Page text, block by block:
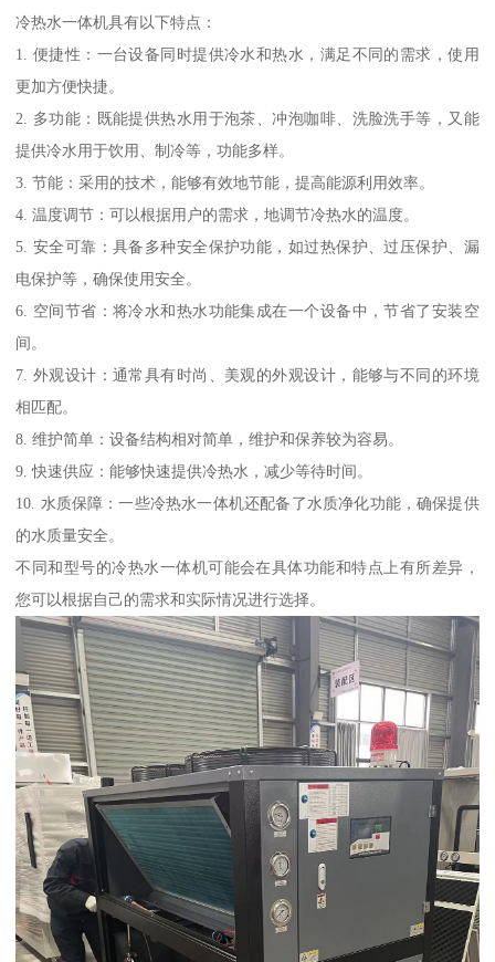
冷热水一体机具有以下特点：
1. 便捷性：一台设备同时提供冷水和热水，满足不同的需求，使用
更加方便快捷。
2. 多功能：既能提供热水用于泡茶、冲泡咖啡、洗脸洗手等，又能
提供冷水用于饮用、制冷等，功能多样。
3. 节能：采用的技术，能够有效地节能，提高能源利用效率。
4. 温度调节：可以根据用户的需求，地调节冷热水的温度。
5. 安全可靠：具备多种安全保护功能，如过热保护、过压保护、漏
电保护等，确保使用安全。
6. 空间节省：将冷水和热水功能集成在一个设备中，节省了安装空
间。
7. 外观设计：通常具有时尚、美观的外观设计，能够与不同的环境
相匹配。
8. 维护简单：设备结构相对简单，维护和保养较为容易。
9. 快速供应：能够快速提供冷热水，减少等待时间。
10. 水质保障：一些冷热水一体机还配备了水质净化功能，确保提供
的水质量安全。
不同和型号的冷热水一体机可能会在具体功能和特点上有所差异，
您可以根据自己的需求和实际情况进行选择。